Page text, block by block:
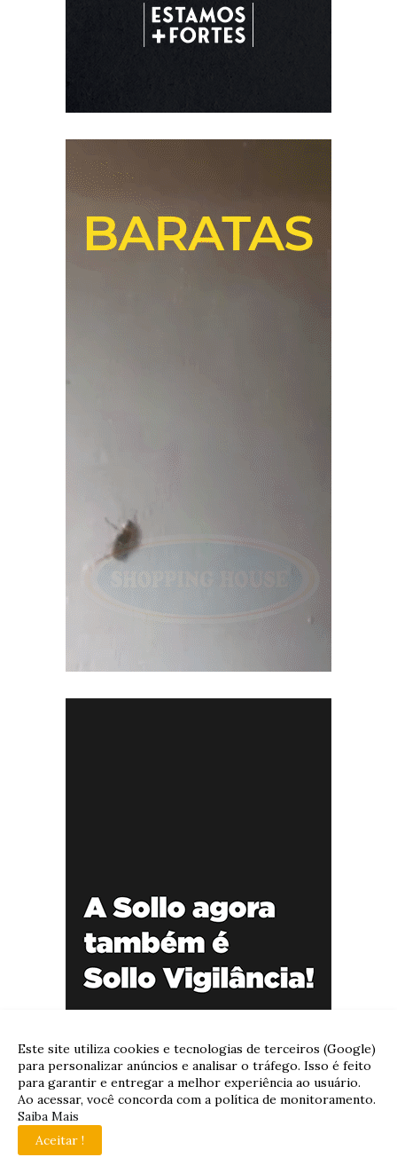
Este site utiliza cookies e tecnologias de terceiros (Google)
para personalizar anúncios e analisar o tráfego. Isso é feito
para garantir e entregar a melhor experiência ao usuário.
Ao acessar, você concorda com a política de monitoramento.
Saiba Mais
Aceitar !